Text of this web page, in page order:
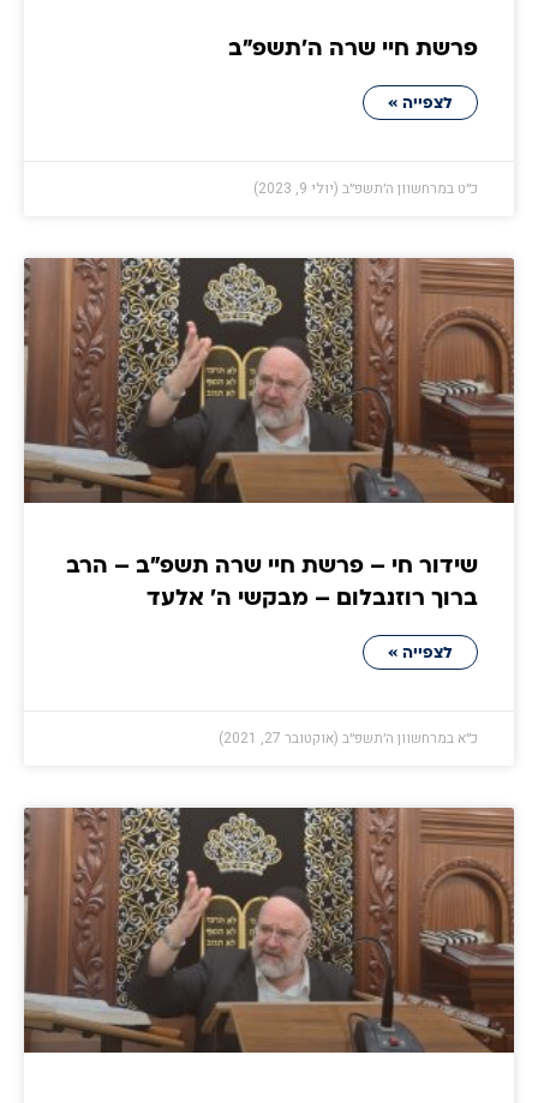
פרשת חיי שרה ה׳תשפ״ב
לצפייה »
כ״ט במרחשוון ה׳תשפ״ב (יולי 9, 2023)
שידור חי – פרשת חיי שרה תשפ"ב – הרב
ברוך רוזנבלום – מבקשי ה' אלעד
לצפייה »
כ״א במרחשוון ה׳תשפ״ב (אוקטובר 27, 2021)